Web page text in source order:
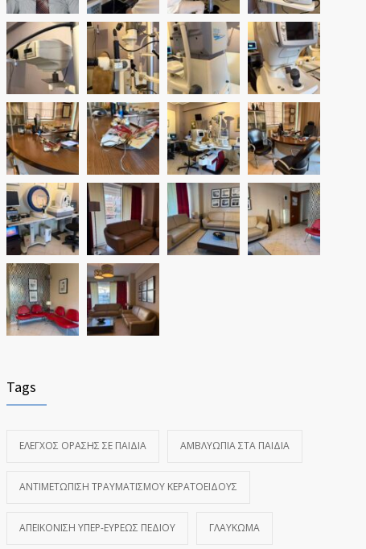
Tags
ΈΛΕΓΧΟΣ ΌΡΑΣΗΣ ΣΕ ΠΑΙΔΙΆ ΑΜΒΛΥΩΠΊΑ ΣΤΑ ΠΑΙΔΙΆ
ΑΝΤΙΜΕΤΏΠΙΣΗ ΤΡΑΥΜΑΤΙΣΜΟΎ ΚΕΡΑΤΟΕΙΔΟΎΣ
ΑΠΕΙΚΌΝΙΣΗ ΥΠΕΡ-ΕΥΡΈΩΣ ΠΕΔΊΟΥ ΓΛΑΎΚΩΜΑ